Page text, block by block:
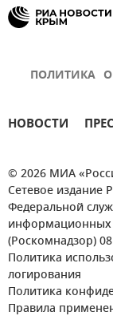
ПОЛИТИКА
НОВОСТИ
© 2026 МИА
Сетевое издание
Федеральной
информационных
(Роскомнадзор)
Политика
логирования
Политика
Правила